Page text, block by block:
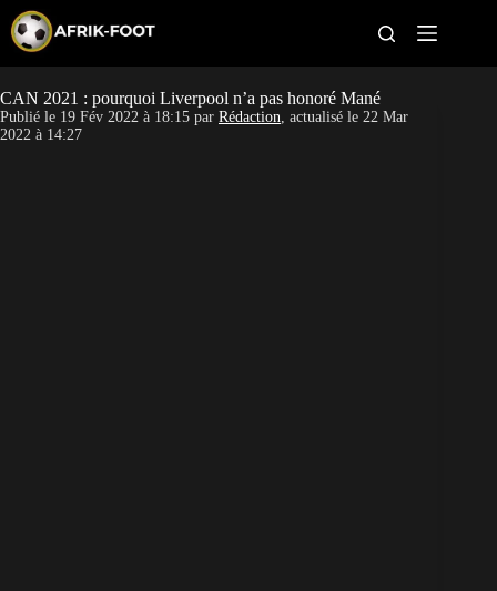
p
o
c
CAN féminine
CAN 2021 : pourquoi Liverpool n’a pas honoré Mané
Publié le 19 Fév 2022 à 18:15 par Rédaction, actualisé le 22 Mar
2022 à 14:27